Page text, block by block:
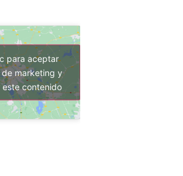
para aceptar
marketing y
este contenido